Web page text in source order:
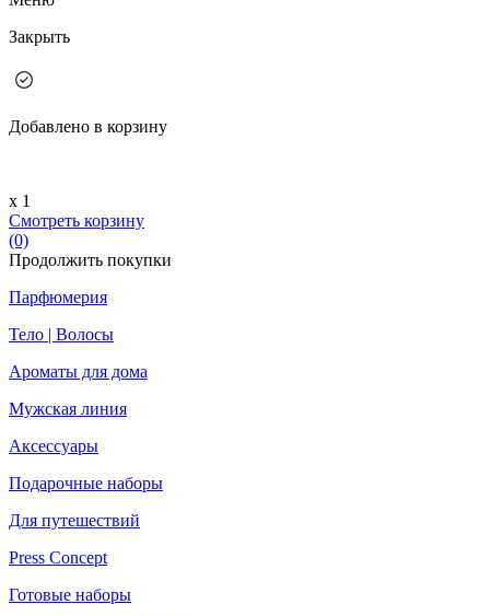
Закрыть
Добавлено в корзину
х 1
Смотреть корзину
(0)
Продолжить покупки
Парфюмерия
Тело | Волосы
Ароматы для дома
Мужская линия
Аксессуары
Подарочные наборы
Для путешествий
Press Concept
Готовые наборы